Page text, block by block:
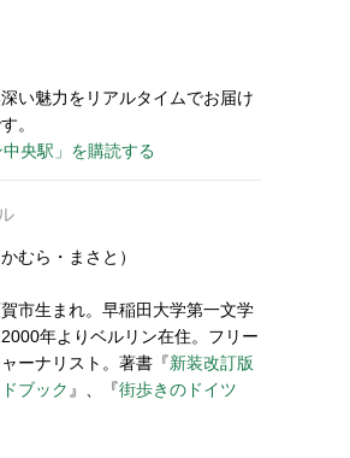
い魅力をリアルタイムでお届け
。
中央駅」を購読する
むら・まさと）
市生まれ。早稲田大学第一文学
年よりベルリン在住。フリー
ーナリスト。著書『新装改訂版
ブック 』、『街歩きのドイツ